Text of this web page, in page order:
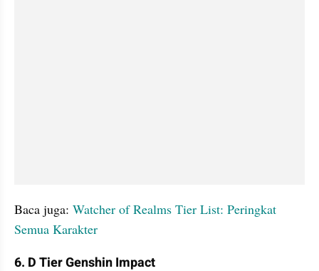
Baca juga: Watcher of Realms Tier List: Peringkat
Semua Karakter
6. D Tier Genshin Impact